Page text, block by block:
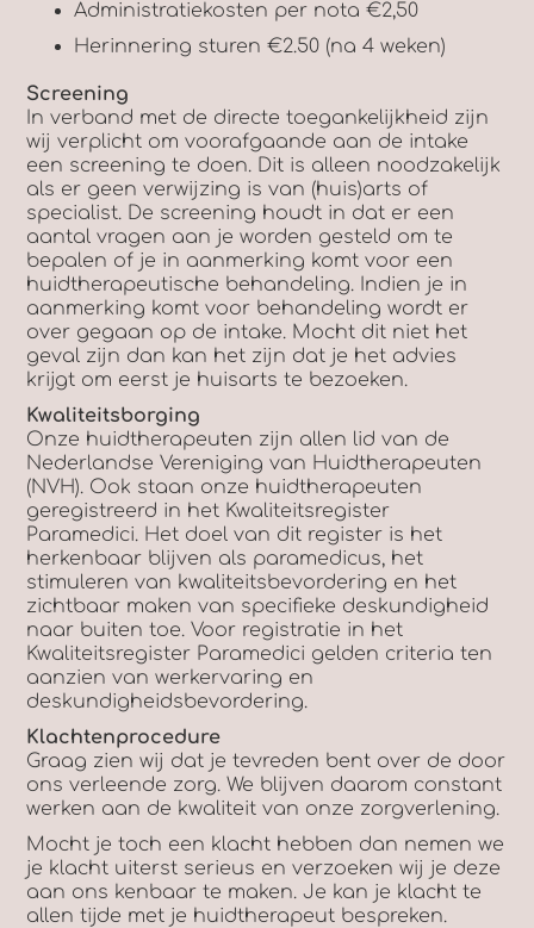
Administratiekosten per nota €2,50
Herinnering sturen €2.50 (na 4 weken)
Screening
In verband met de directe toegankelijkheid zijn
wij verplicht om voorafgaande aan de intake
een screening te doen. Dit is alleen noodzakelijk
als er geen verwijzing is van (huis)arts of
specialist. De screening houdt in dat er een
aantal vragen aan je worden gesteld om te
bepalen of je in aanmerking komt voor een
huidtherapeutische behandeling. Indien je in
aanmerking komt voor behandeling wordt er
over gegaan op de intake. Mocht dit niet het
geval zijn dan kan het zijn dat je het advies
krijgt om eerst je huisarts te bezoeken.
Kwaliteitsborging
Onze huidtherapeuten zijn allen lid van de
Nederlandse Vereniging van Huidtherapeuten
(NVH). Ook staan onze huidtherapeuten
geregistreerd in het Kwaliteitsregister
Paramedici. Het doel van dit register is het
herkenbaar blijven als paramedicus, het
stimuleren van kwaliteitsbevordering en het
zichtbaar maken van specifieke deskundigheid
naar buiten toe. Voor registratie in het
Kwaliteitsregister Paramedici gelden criteria ten
aanzien van werkervaring en
deskundigheidsbevordering.
Klachtenprocedure
Graag zien wij dat je tevreden bent over de door
ons verleende zorg. We blijven daarom constant
werken aan de kwaliteit van onze zorgverlening.
Mocht je toch een klacht hebben dan nemen we
je klacht uiterst serieus en verzoeken wij je deze
aan ons kenbaar te maken. Je kan je klacht te
allen tijde met je huidtherapeut bespreken.